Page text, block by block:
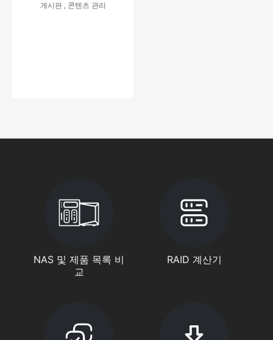
게시판 , 콘텐츠 관리
NAS 및 제품 목록 비
교
RAID 계산기